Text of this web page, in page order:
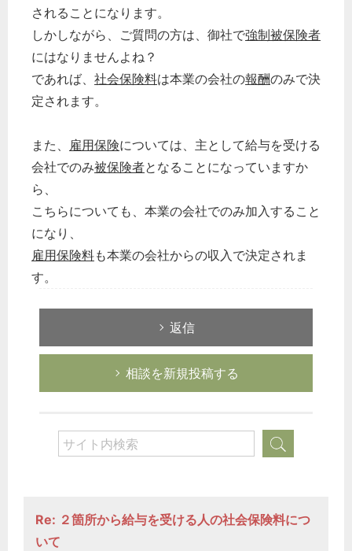
されることになります。
しかしながら、ご質問の方は、御社で強制被保険者
にはなりませんよね？
であれば、 社会保険料は本業の会社の報酬のみで決
定されます。
また、 雇用保険については、主として給与を受ける
会社でのみ被保険者となることになっていますか
ら、
こちらについても、本業の会社でのみ加入すること
になり、
雇用保険料も本業の会社からの収入で決定されま
す。
返信
相談を新規投稿する
Re: ２箇所から給与を受ける人の社会保険料につ
いて